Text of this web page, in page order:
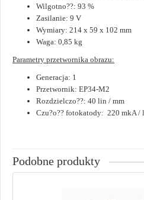
Wilgotno??: 93 %
Zasilanie: 9 V
Wymiary: 214 x 59 x 102 mm
Waga: 0,85 kg
Parametry przetwornika obrazu:
Generacja: 1
Przetwornik: EP34-M2
Rozdzielczo??: 40 lin / mm
Czu?o?? fotokatody: 220 mkA /
Podobne produkty